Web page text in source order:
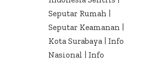
Seputar Rumah
Seputar Keamanan
Kota Surabaya
Info
Nasional
Info